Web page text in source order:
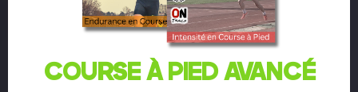
COURSE À PIED AVANCÉ